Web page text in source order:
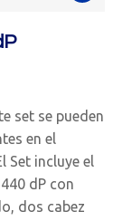
set se pueden
en el
Set incluye el
dP con
dos cabez